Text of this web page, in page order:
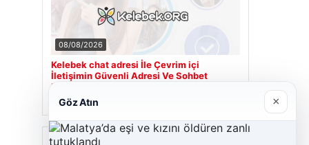
08/08/2026
Kelebek chat adresi İle Çevrim içi
İletişimin Güvenli Adresi Ve Sohbet
Deneyimi
Son Eklenen Firmalar
Göz Atın ×